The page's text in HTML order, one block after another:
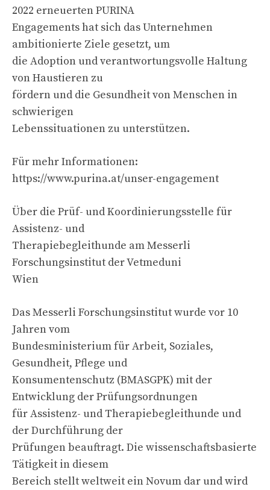
2022 erneuerten PURINA
Engagements hat sich das Unternehmen
ambitionierte Ziele gesetzt, um
die Adoption und verantwortungsvolle Haltung
von Haustieren zu
fördern und die Gesundheit von Menschen in
schwierigen
Lebenssituationen zu unterstützen.
Für mehr Informationen:
https://www.purina.at/unser-engagement
Über die Prüf- und Koordinierungsstelle für
Assistenz- und
Therapiebegleithunde am Messerli
Forschungsinstitut der Vetmeduni
Wien
Das Messerli Forschungsinstitut wurde vor 10
Jahren vom
Bundesministerium für Arbeit, Soziales,
Gesundheit, Pflege und
Konsumentenschutz (BMASGPK) mit der
Entwicklung der Prüfungsordnungen
für Assistenz- und Therapiebegleithunde und
der Durchführung der
Prüfungen beauftragt. Die wissenschaftsbasierte
Tätigkeit in diesem
Bereich stellt weltweit ein Novum dar und wird